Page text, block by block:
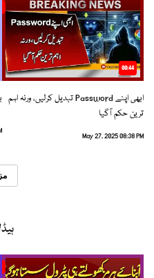
00:44
ابھی اپنے Password تبدیل کرلیں، ورنہ اہم
ترین حکم آگیا
May 27, 2025 08:38 PM